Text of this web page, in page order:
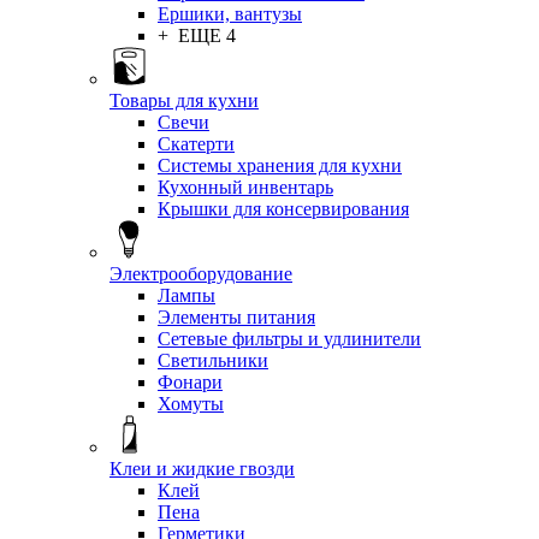
Ершики, вантузы
+ ЕЩЕ 4
Товары для кухни
Свечи
Скатерти
Системы хранения для кухни
Кухонный инвентарь
Крышки для консервирования
Электрооборудование
Лампы
Элементы питания
Сетевые фильтры и удлинители
Светильники
Фонари
Хомуты
Клеи и жидкие гвозди
Клей
Пена
Герметики